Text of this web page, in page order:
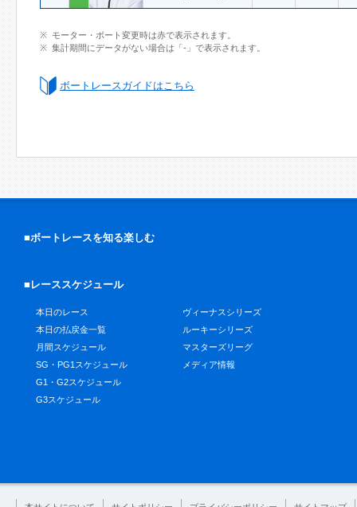
モーター・ボート変更時は赤で表示されます。
集計期間にデータがない場合は「-」で表示されます。
ボートレースガイドはこちら
■ボートレースを知る楽しむ
■レーススケジュール
本日のレース
本日の払戻金一覧
月間スケジュール
SG・PG1スケジュール
G1・G2スケジュール
G3スケジュール
ヴィーナスシリーズ
ルーキーシリーズ
マスターズリーグ
メディア情報